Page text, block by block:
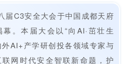
届C3安全大会于中国成都天府
。本届大会以“向AI·茁壮生
AI+产学研创投各领域专家与
网时代安全智联新命题，护